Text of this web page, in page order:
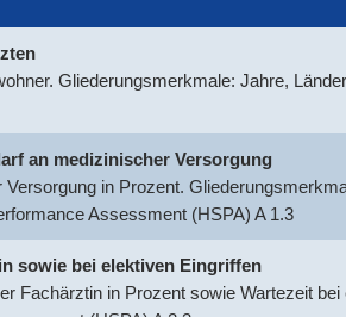
Gliederungsmerkmale: Jahre,
an medizinischer Versorgung
in Prozent.
Assessment (HSPA) A 1.3
sowie bei elektiven Eingriffen
Fachärztin in Prozent sowie Wartezeit